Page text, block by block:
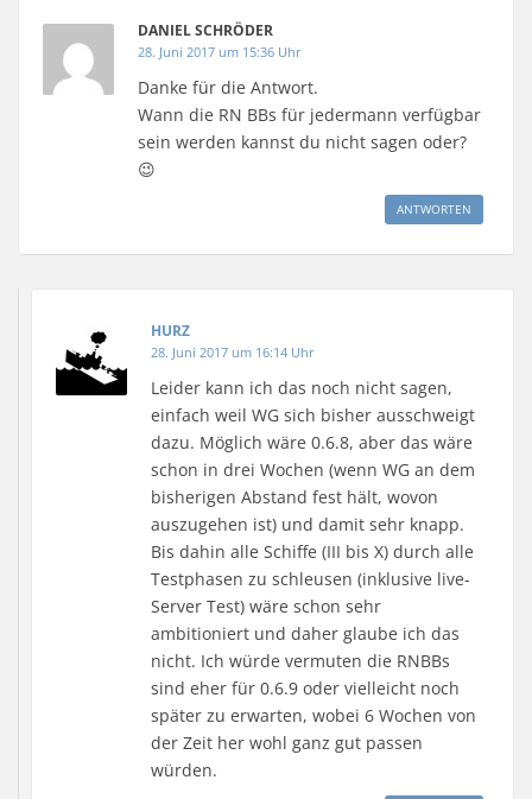
DANIEL SCHRÖDER
28. Juni 2017 um 15:36 Uhr
Danke für die Antwort.
Wann die RN BBs für jedermann verfügbar
sein werden kannst du nicht sagen oder?
😉
ANTWORTEN
HURZ
28. Juni 2017 um 16:14 Uhr
Leider kann ich das noch nicht sagen,
einfach weil WG sich bisher ausschweigt
dazu. Möglich wäre 0.6.8, aber das wäre
schon in drei Wochen (wenn WG an dem
bisherigen Abstand fest hält, wovon
auszugehen ist) und damit sehr knapp.
Bis dahin alle Schiffe (III bis X) durch alle
Testphasen zu schleusen (inklusive live-
Server Test) wäre schon sehr
ambitioniert und daher glaube ich das
nicht. Ich würde vermuten die RNBBs
sind eher für 0.6.9 oder vielleicht noch
später zu erwarten, wobei 6 Wochen von
der Zeit her wohl ganz gut passen
würden.